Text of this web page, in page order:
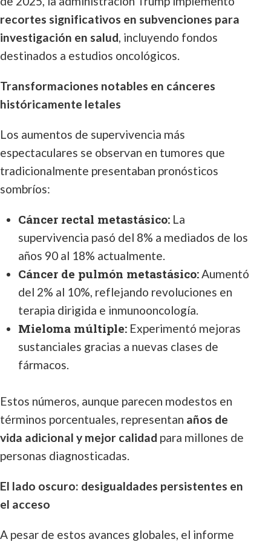
recortes significativos en subvenciones para
investigación en salud, incluyendo fondos
destinados a estudios oncológicos.
Transformaciones notables en cánceres
históricamente letales
Los aumentos de supervivencia más
espectaculares se observan en tumores que
tradicionalmente presentaban pronósticos
sombríos:
Cáncer rectal metastásico: La
supervivencia pasó del 8% a mediados de los
años 90 al 18% actualmente.
Cáncer de pulmón metastásico:Aumentó
del 2% al 10%, reflejando revoluciones en
terapia dirigida e inmunooncología.
Mieloma múltiple: Experimentó mejoras
sustanciales gracias a nuevas clases de
fármacos.
Estos números, aunque parecen modestos en
términos porcentuales, representan años de
vida adicional y mejor calidad para millones de
personas diagnosticadas.
El lado oscuro: desigualdades persistentes en
el acceso
A pesar de estos avances globales, el informe